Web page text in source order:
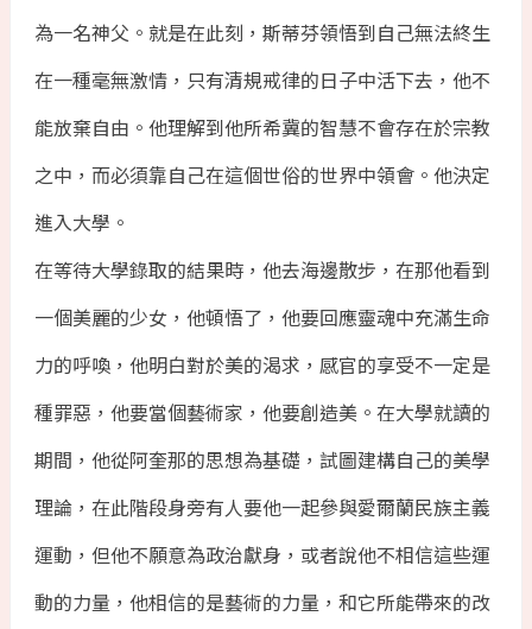
為一名神父。就是在此刻，斯蒂芬領悟到自己無法終生
在一種毫無激情，只有清規戒律的日子中活下去，他不
能放棄自由。他理解到他所希冀的智慧不會存在於宗教
之中，而必須靠自己在這個世俗的世界中領會。他決定
進入大學。
在等待大學錄取的結果時，他去海邊散步，在那他看到
一個美麗的少女，他頓悟了，他要回應靈魂中充滿生命
力的呼喚，他明白對於美的渴求，感官的享受不一定是
種罪惡，他要當個藝術家，他要創造美。在大學就讀的
期間，他從阿奎那的思想為基礎，試圖建構自己的美學
理論，在此階段身旁有人要他一起參與愛爾蘭民族主義
運動，但他不願意為政治獻身，或者說他不相信這些運
動的力量，他相信的是藝術的力量，和它所能帶來的改